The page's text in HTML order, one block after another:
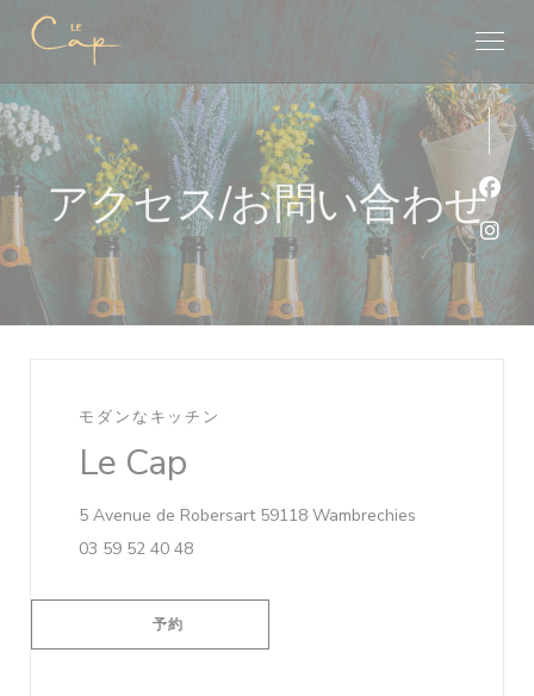
クッキー利用の管理について
アクセス/お問い合わせ
モダンなキッチン
Le Cap
5 Avenue de Robersart 59118 Wambrechies
03 59 52 40 48
予約